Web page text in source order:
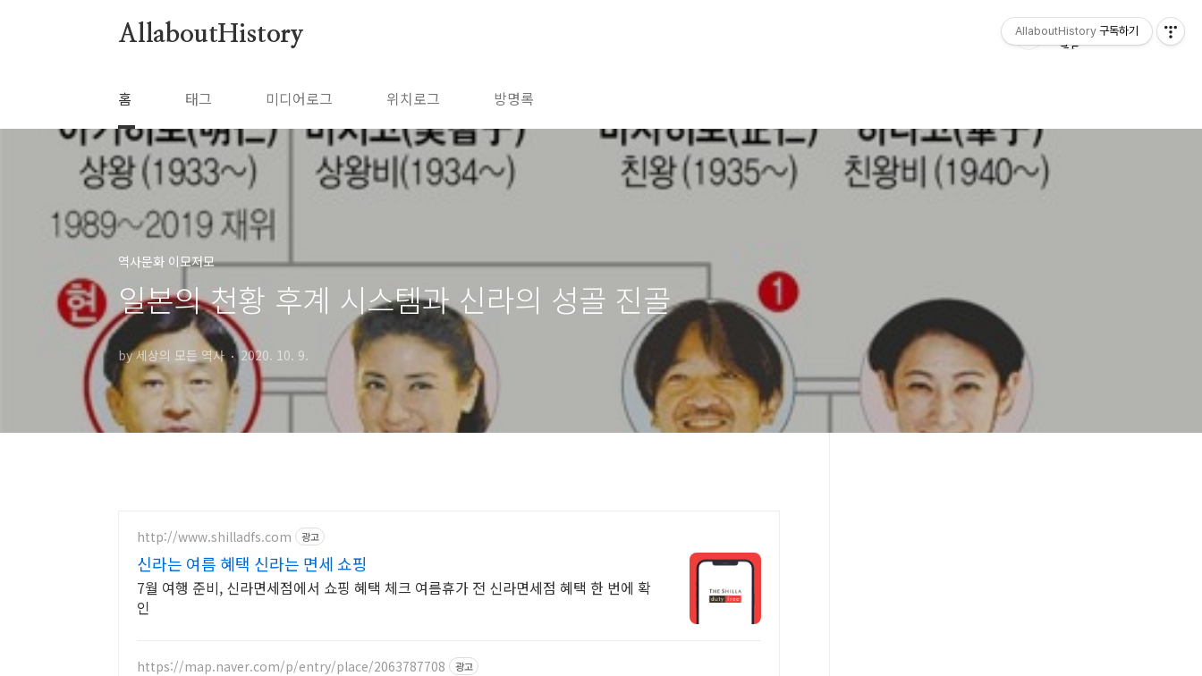
AllaboutHistory
홈 태그 미디어로그 위치로그 방명록
역사문화 이모저모
일본의 천황 후계 시스템과 신라의 성골 진골
by 세상의 모든 역사 2020. 10. 9.
http://www.shilladfs.com 광고
신라는 여름 혜택 신라는 면세 쇼핑
7월 여행 준비, 신라면세점에서 쇼핑 혜택 체크 여름휴가 전 신라면세점 혜택 한 번에 확
인
https://map.naver.com/p/entry/place/2063787708 광고
AllaboutHistory 구독하기